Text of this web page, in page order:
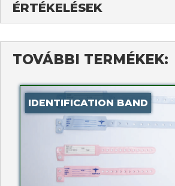
ÉRTÉKELÉSEK
TOVÁBBI TERMÉKEK:
IDENTIFICATION BAND